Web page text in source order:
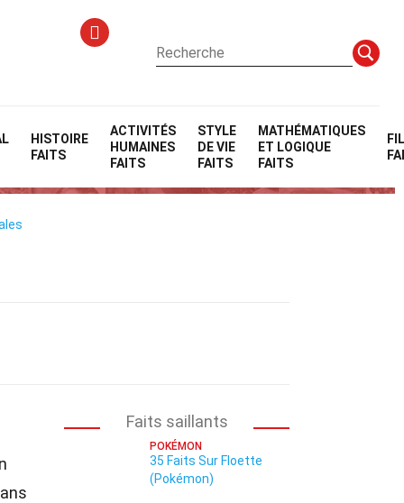
HISTOIRE
FAITS
ACTIVITÉS
HUMAINES
FAITS
STYLE
DE VIE
FAITS
MATHÉMATIQUES
ET LOGIQUE
FAITS
Faits saillants
POKÉMON
35 Faits Sur Floette
(Pokémon)